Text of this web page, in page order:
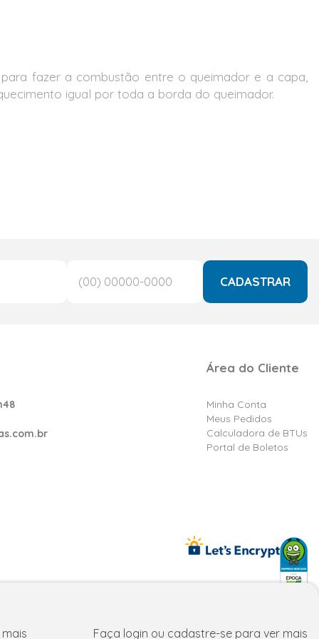
fazer a combustão entre o queimador e a capa,
igual por toda a borda do queimador.
Faça login ou cadastre-se para ver mais
CADASTRAR
Área do Cliente
Minha Conta
Meus Pedidos
Calculadora de BTUs
Portal de Boletos
e condições exclusivos para fpatacado.com.br.